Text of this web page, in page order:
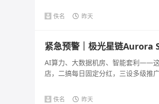
佚名 昨天
紧急预警｜极光星链Aurora
AI算力、大数据机房、智能套利——
店，二搞每日固定分红，三设多级推
佚名 昨天